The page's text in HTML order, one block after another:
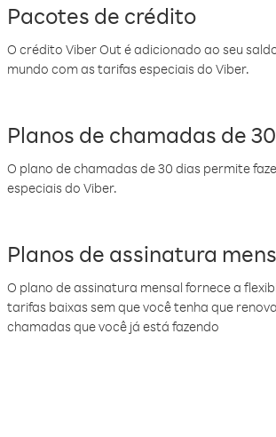
Pacotes de crédito
O crédito Viber Out é adicionado ao seu
mundo com as tarifas especiais do Viber.
Planos de chamadas de
O plano de chamadas de 30 dias permite
especiais do Viber.
Planos de assinatura
O plano de assinatura mensal fornece a
tarifas baixas sem que você tenha que
chamadas que você já está fazendo